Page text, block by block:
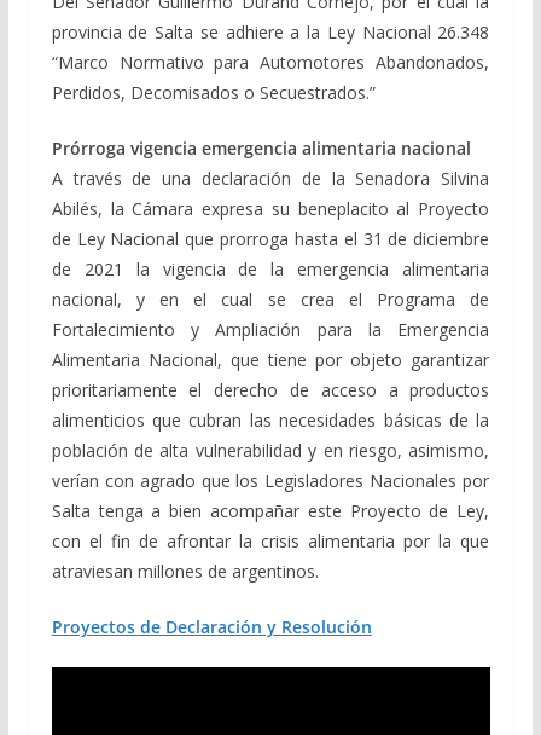
provincia de Salta se adhiere a la Ley Nacional 26.348
“Marco Normativo para Automotores Abandonados,
Perdidos, Decomisados o Secuestrados.”
Prórroga vigencia emergencia alimentaria nacional
A través de una declaración de la Senadora Silvina
Abilés, la Cámara expresa su beneplacito al Proyecto
de Ley Nacional que prorroga hasta el 31 de diciembre
de 2021 la vigencia de la emergencia alimentaria
nacional, y en el cual se crea el Programa de
Fortalecimiento y Ampliación para la Emergencia
Alimentaria Nacional, que tiene por objeto garantizar
prioritariamente el derecho de acceso a productos
alimenticios que cubran las necesidades básicas de la
población de alta vulnerabilidad y en riesgo, asimismo,
verían con agrado que los Legisladores Nacionales por
Salta tenga a bien acompañar este Proyecto de Ley,
con el fin de afrontar la crisis alimentaria por la que
atraviesan millones de argentinos.
Proyectos de Declaración y Resolución